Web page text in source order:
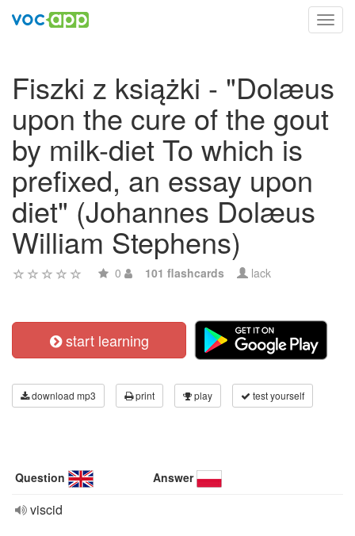
Fiszki z książki - "Dolæus
upon the cure of the gout
by milk-diet To which is
prefixed, an essay upon
diet" (Johannes Dolæus
William Stephens)
0 101 flashcards lack
start learning
download mp3 print play test yourself
Question Answer
viscid